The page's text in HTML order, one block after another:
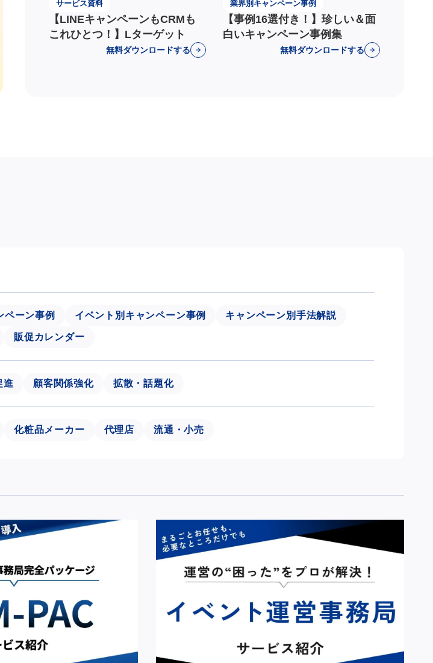
サービス資料
【LINEキャンペーンもCRMも
これひとつ！】Lターゲット
無料ダウンロードする
業界別キャンペーン事例
【事例16選付き！】珍しい＆面
白いキャンペーン事例集
無料ダウンロードする
ペーン事例 イベント別キャンペーン事例 キャンペーン別手法解説
販促カレンダー
進 顧客関係強化 拡散・話題化
化粧品メーカー 代理店 流通・小売